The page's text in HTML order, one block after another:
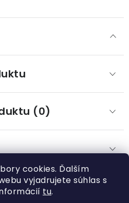
cookies. Ďalším
vyjadrujete súhlas s
tu.
(0)